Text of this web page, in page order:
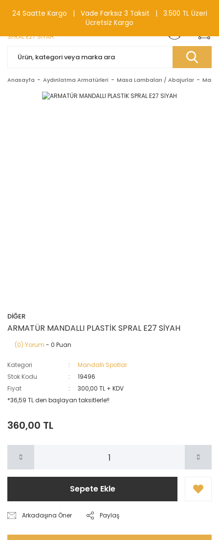
0(212) 240 87 88
Anasayfa Aydınlatma Armatürleri Masa Lambaları / Abajurlar
DİĞER
ARMATÜR MANDALLI PLASTİK SPRAL E27 SİYAH
(0) Yorum - 0 Puan
Kategori
Mandallı Spotlar
Stok Kodu
19496
Fiyat
300,00 TL + KDV
*36,59 TL den başlayan taksitlerle!!
360,00 TL
Sepete Ekle
Arkadaşına Öner Paylaş
24 Saatte Kargo | Vade Farksız 3 Taksit | 3.500 TL Üzeri
Ücretsiz Kargo